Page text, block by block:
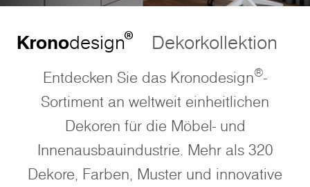
Kronodesign® Dekorkollektion
Entdecken Sie das Kronodesign®-
Sortiment an weltweit einheitlichen
Dekoren für die Möbel- und
Innenausbauindustrie. Mehr als 320
Dekore, Farben, Muster und innovative